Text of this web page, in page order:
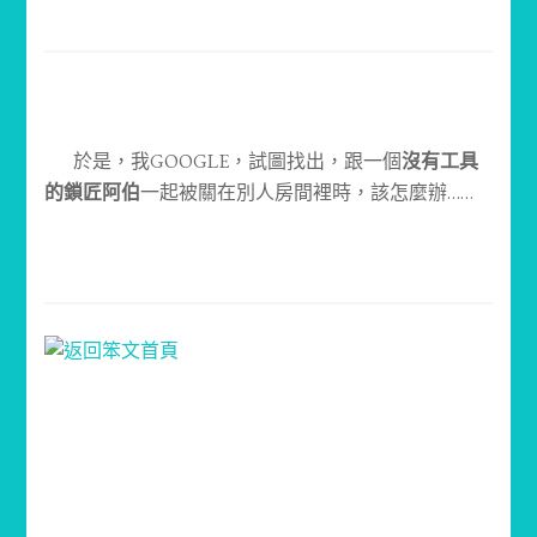
於是，我GOOGLE，試圖找出，跟一個沒有工具
的鎖匠阿伯一起被關在別人房間裡時，該怎麼辦……